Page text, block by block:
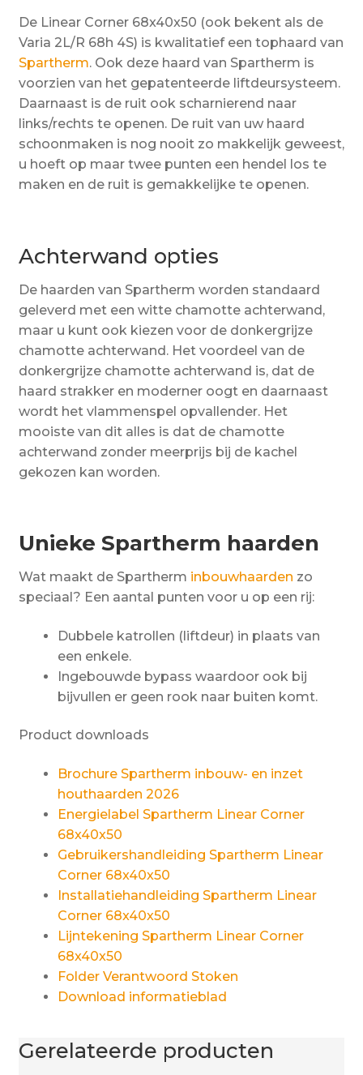
De Linear Corner 68x40x50 (ook bekent als de
Varia 2L/R 68h 4S) is kwalitatief een tophaard van
Spartherm. Ook deze haard van Spartherm is
voorzien van het gepatenteerde liftdeursysteem.
Daarnaast is de ruit ook scharnierend naar
links/rechts te openen. De ruit van uw haard
schoonmaken is nog nooit zo makkelijk geweest,
u hoeft op maar twee punten een hendel los te
maken en de ruit is gemakkelijke te openen.
Achterwand opties
De haarden van Spartherm worden standaard
geleverd met een witte chamotte achterwand,
maar u kunt ook kiezen voor de donkergrijze
chamotte achterwand. Het voordeel van de
donkergrijze chamotte achterwand is, dat de
haard strakker en moderner oogt en daarnaast
wordt het vlammenspel opvallender. Het
mooiste van dit alles is dat de chamotte
achterwand zonder meerprijs bij de kachel
gekozen kan worden.
Unieke Spartherm haarden
Wat maakt de Spartherm inbouwhaarden zo
speciaal? Een aantal punten voor u op een rij:
Dubbele katrollen (liftdeur) in plaats van
een enkele.
Ingebouwde bypass waardoor ook bij
bijvullen er geen rook naar buiten komt.
Product downloads
Brochure Spartherm inbouw- en inzet
houthaarden 2026
Energielabel Spartherm Linear Corner
68x40x50
Gebruikershandleiding Spartherm Linear
Corner 68x40x50
Installatiehandleiding Spartherm Linear
Corner 68x40x50
Lijntekening Spartherm Linear Corner
68x40x50
Folder Verantwoord Stoken
Download informatieblad
Gerelateerde producten